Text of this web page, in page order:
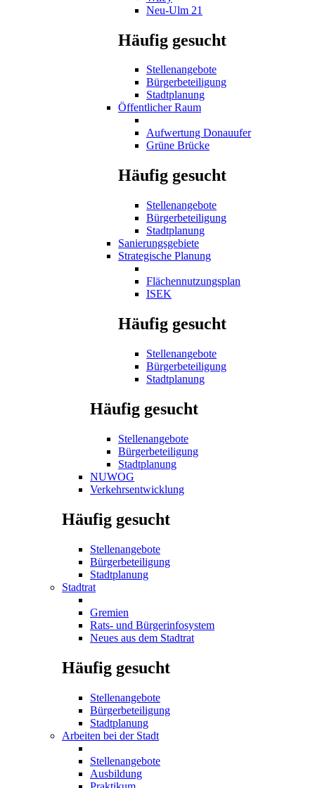
Neu-Ulm 21
Häufig gesucht
Stellenangebote
Bürgerbeteiligung
Stadtplanung
Öffentlicher Raum
Aufwertung Donauufer
Grüne Brücke
Häufig gesucht
Stellenangebote
Bürgerbeteiligung
Stadtplanung
Sanierungsgebiete
Strategische Planung
Flächennutzungsplan
ISEK
Häufig gesucht
Stellenangebote
Bürgerbeteiligung
Stadtplanung
Häufig gesucht
Stellenangebote
Bürgerbeteiligung
Stadtplanung
NUWOG
Verkehrsentwicklung
Häufig gesucht
Stellenangebote
Bürgerbeteiligung
Stadtplanung
Stadtrat
Gremien
Rats- und Bürgerinfosystem
Neues aus dem Stadtrat
Häufig gesucht
Stellenangebote
Bürgerbeteiligung
Stadtplanung
Arbeiten bei der Stadt
Stellenangebote
Ausbildung